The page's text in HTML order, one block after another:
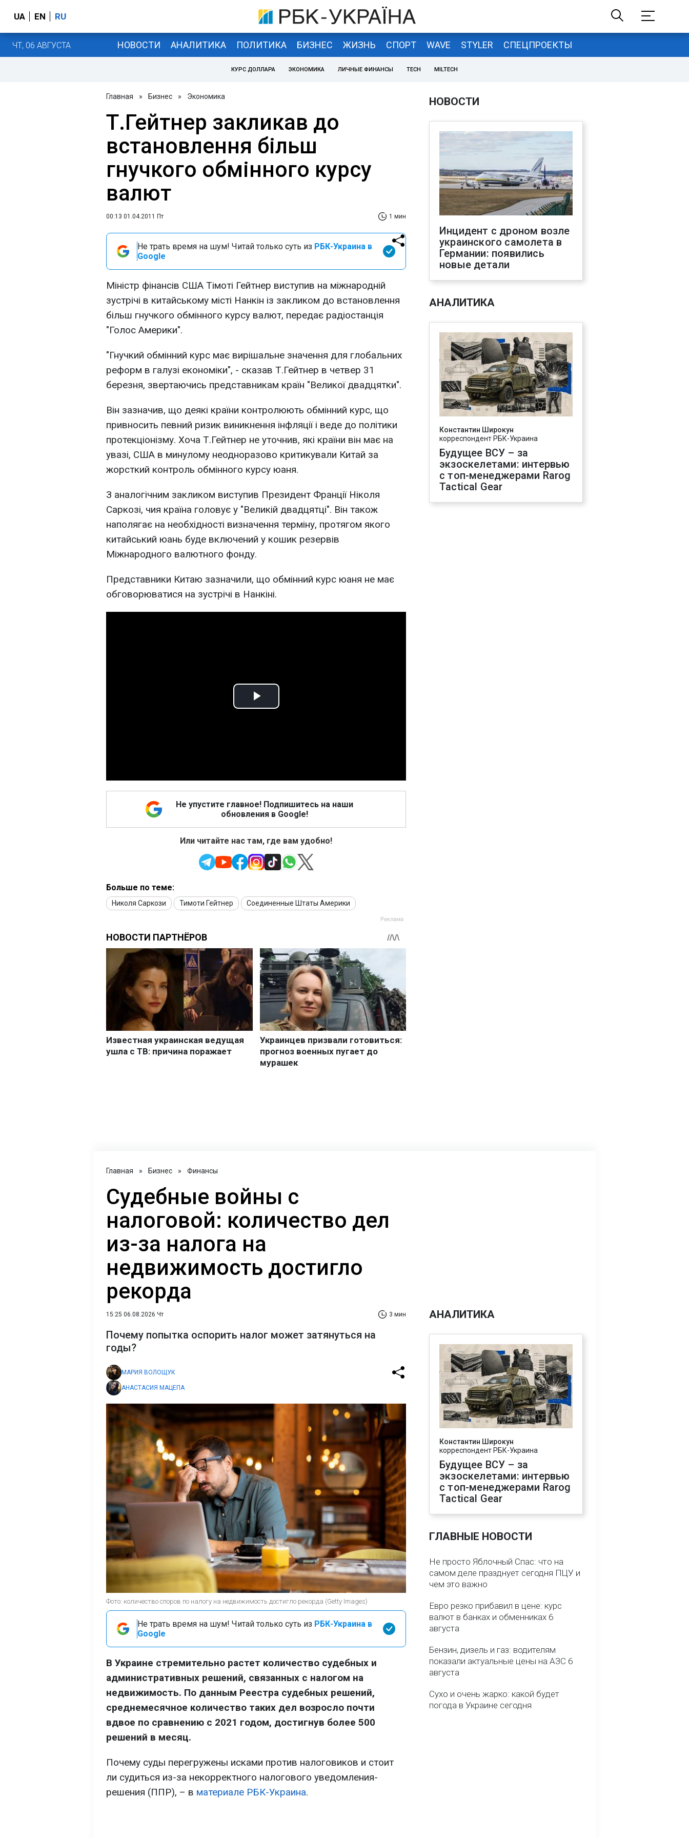
UA EN RU
ЧТ, 06 АВГУСТА НОВОСТИ АНАЛИТИКА ПОЛИТИКА БИЗНЕС ЖИЗНЬ СПОРТ WAVE STYLER СПЕЦПРОЕКТЫ
КУРС ДОЛЛАРА ЭКОНОМИКА ЛИЧНЫЕ ФИНАНСЫ TECH MILTECH
Главная » Бизнес » Экономика
Т.Гейтнер закликав до
встановлення більш
гнучкого обмінного курсу
валют
00:13 01.04.2011 Пт 1 мин
Не трать время на шум! Читай только суть из РБК-Украина в
Google
Міністр фінансів США Тімоті Гейтнер виступив на міжнародній
зустрічі в китайському місті Нанкін із закликом до встановлення
більш гнучкого обмінного курсу валют, передає радіостанція
"Голос Америки".
"Гнучкий обмінний курс має вирішальне значення для глобальних
реформ в галузі економіки", - сказав Т.Гейтнер в четвер 31
березня, звертаючись представникам країн "Великої двадцятки".
Він зазначив, що деякі країни контролюють обмінний курс, що
привносить певний ризик виникнення інфляції і веде до політики
протекціонізму. Хоча Т.Гейтнер не уточнив, які країни він має на
увазі, США в минулому неодноразово критикували Китай за
жорсткий контроль обмінного курсу юаня.
З аналогічним закликом виступив Президент Франції Ніколя
Саркозі, чия країна головує у "Великій двадцятці". Він також
наполягає на необхідності визначення терміну, протягом якого
китайський юань буде включений у кошик резервів
Міжнародного валютного фонду.
Представники Китаю зазначили, що обмінний курс юаня не має
обговорюватися на зустрічі в Нанкіні.
Play
Не упустите главное! Подпишитесь на наши
обновления в Google!
Или читайте нас там, где вам удобно!
Больше по теме:
Николя Саркози Тимоти Гейтнер Соединенные Штаты Америки
НОВОСТИ
Инцидент с дроном возле
украинского самолета в
Германии: появились
новые детали
АНАЛИТИКА
Константин Широкун
корреспондент РБК-Украина
Будущее ВСУ – за
экзоскелетами: интервью
с топ-менеджерами Rarog
Tactical Gear
Главная » Бизнес » Финансы
Судебные войны с
налоговой: количество дел
из-за налога на
недвижимость достигло
рекорда
15:25 06.08.2026 Чт 3 мин
Почему попытка оспорить налог может затянуться на
годы?
МАРИЯ ВОЛОЩУК
АНАСТАСИЯ МАЦЕПА
Фото: количество споров по налогу на недвижимость достигло рекорда (Getty Images)
Не трать время на шум! Читай только суть из РБК-Украина в
Google
В Украине стремительно растет количество судебных и
административных решений, связанных с налогом на
недвижимость. По данным Реестра судебных решений,
среднемесячное количество таких дел возросло почти
вдвое по сравнению с 2021 годом, достигнув более 500
решений в месяц.
Почему суды перегружены исками против налоговиков и стоит
ли судиться из-за некорректного налогового уведомления-
решения (ППР), – в материале РБК-Украина.
АНАЛИТИКА
Константин Широкун
корреспондент РБК-Украина
Будущее ВСУ – за
экзоскелетами: интервью
с топ-менеджерами Rarog
Tactical Gear
ГЛАВНЫЕ НОВОСТИ
Не просто Яблочный Спас: что на
самом деле празднует сегодня ПЦУ и
чем это важно
Евро резко прибавил в цене: курс
валют в банках и обменниках 6
августа
Бензин, дизель и газ: водителям
показали актуальные цены на АЗС 6
августа
Сухо и очень жарко: какой будет
погода в Украине сегодня